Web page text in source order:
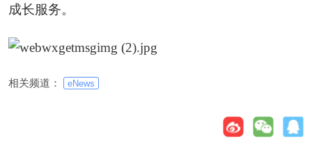
成长服务。
相关频道： eNews